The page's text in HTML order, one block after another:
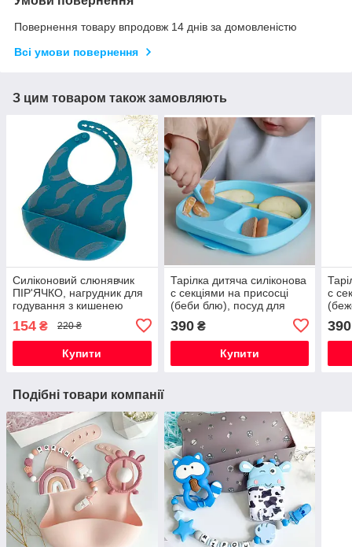
Повернення товару впродовж 14 днів за домовленістю
Всі умови повернення
З цим товаром також замовляють
Силіконовий слюнявчик
ПІР'ЯЧКО, нагрудник для
годування з кишенею
154 ₴ 220 ₴
Купити
Тарілка дитяча силіконова
с секціями на присосці
(беби блю), посуд для
390₴
Купити
с
390
Подібні товари компанії